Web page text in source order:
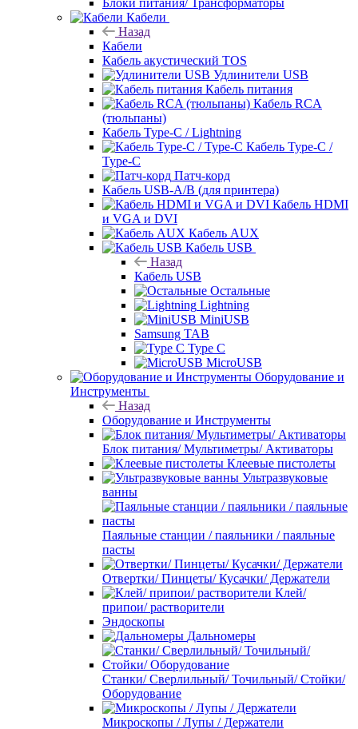
Блоки питания/ Трансформаторы
Кабели
Назад
Кабели
Кабель акустический TOS
Удлинители USB
Кабель питания
Кабель RCA
(тюльпаны)
Кабель Type-C / Lightning
Кабель Type-C /
Type-C
Патч-корд
Кабель USB-A/B (для принтера)
Кабель HDMI
и VGA и DVI
Кабель AUX
Кабель USB
Назад
Кабель USB
Остальные
Lightning
MiniUSB
Samsung TAB
Type C
MicroUSB
Оборудование и
Инструменты
Назад
Оборудование и Инструменты
Блок питания/ Мультиметры/ Активаторы
Клеевые пистолеты
Ультразвуковые
ванны
Паяльные станции / паяльники / паяльные
пасты
Отвертки/ Пинцеты/ Кусачки/ Держатели
Клей/
припои/ растворители
Эндоскопы
Дальномеры
Станки/ Сверлильный/ Точильный/ Стойки/
Оборудование
Микроскопы / Лупы / Держатели